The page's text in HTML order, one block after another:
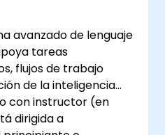
avanzado de lenguaje
tareas
flujos de trabajo
de la inteligencia
con instructor (en
dirigida a